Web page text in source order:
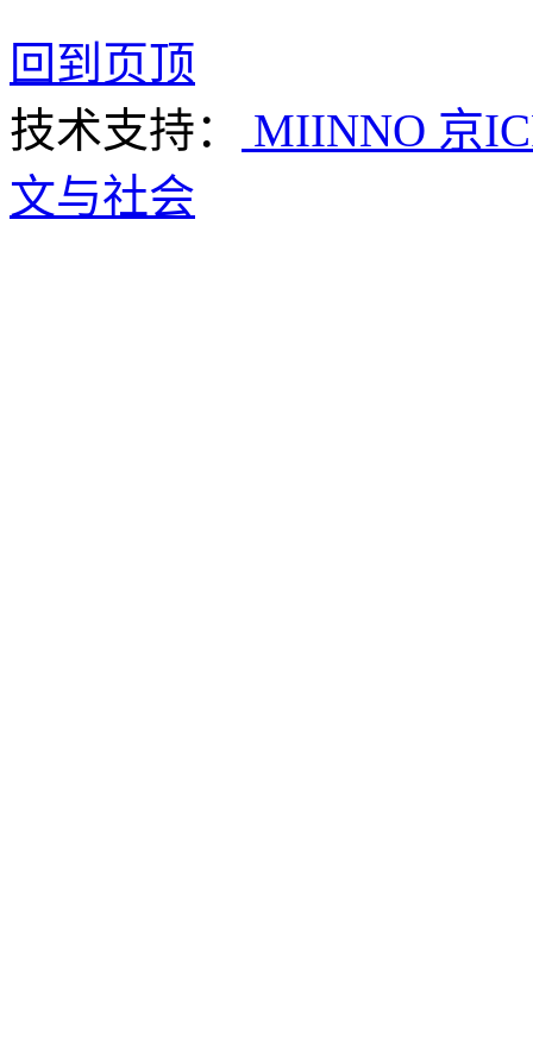
回到页顶
技术支持：
MIINNO 京
文与社会